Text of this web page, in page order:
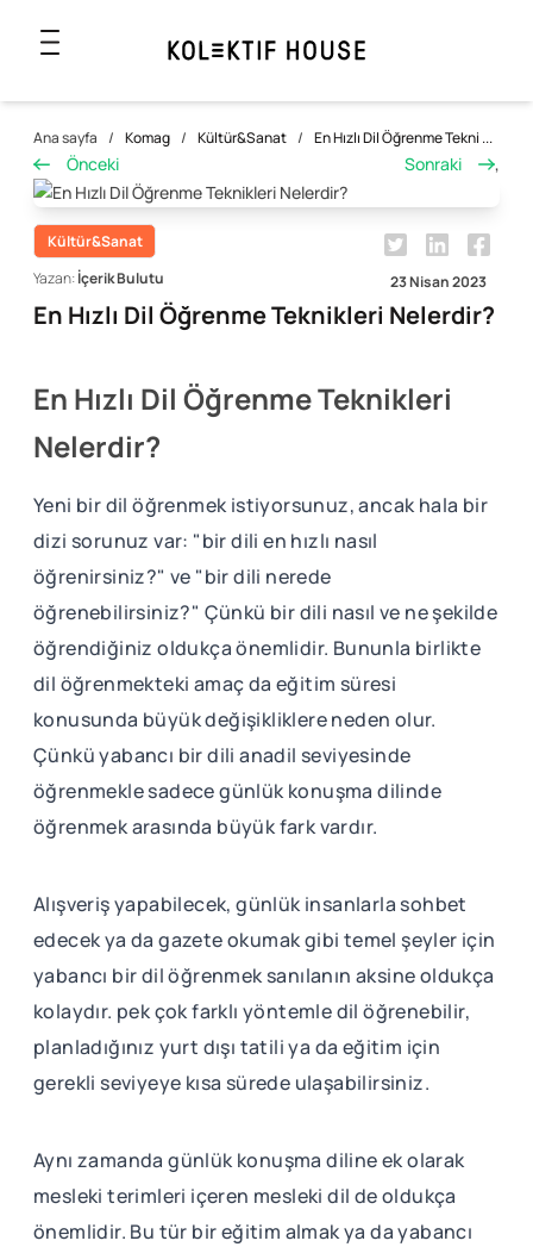
Ana sayfa / Komag / Kültür&Sanat / En Hızlı Dil Öğrenme Tekni ...
Önceki Sonraki ,
Kültür&Sanat
Yazan:İçerik Bulutu 23 Nisan 2023
En Hızlı Dil Öğrenme Teknikleri Nelerdir?
En Hızlı Dil Öğrenme Teknikleri
Nelerdir?
Yeni bir dil öğrenmek istiyorsunuz, ancak hala bir
dizi sorunuz var: "bir dili en hızlı nasıl
öğrenirsiniz?" ve "bir dili nerede
öğrenebilirsiniz?" Çünkü bir dili nasıl ve ne şekilde
öğrendiğiniz oldukça önemlidir. Bununla birlikte
dil öğrenmekteki amaç da eğitim süresi
konusunda büyük değişikliklere neden olur.
Çünkü yabancı bir dili anadil seviyesinde
öğrenmekle sadece günlük konuşma dilinde
öğrenmek arasında büyük fark vardır.
Alışveriş yapabilecek, günlük insanlarla sohbet
edecek ya da gazete okumak gibi temel şeyler için
yabancı bir dil öğrenmek sanılanın aksine oldukça
kolaydır. pek çok farklı yöntemle dil öğrenebilir,
planladığınız yurt dışı tatili ya da eğitim için
gerekli seviyeye kısa sürede ulaşabilirsiniz.
Aynı zamanda günlük konuşma diline ek olarak
mesleki terimleri içeren mesleki dil de oldukça
önemlidir. Bu tür bir eğitim almak ya da yabancı